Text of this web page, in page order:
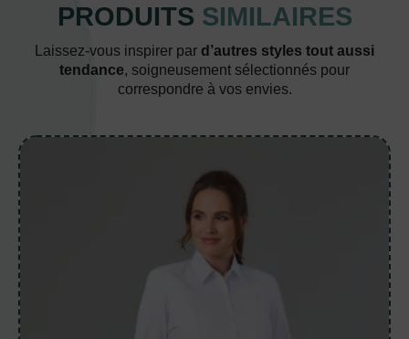
PRODUITS SIMILAIRES
Laissez-vous inspirer par d’autres styles tout aussi
tendance, soigneusement sélectionnés pour
correspondre à vos envies.